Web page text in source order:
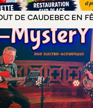
DE CAUDEBEC EN
Boris Vian
subventions